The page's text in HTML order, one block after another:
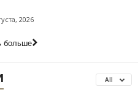
2026
больше
All